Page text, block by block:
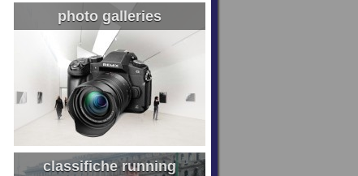
photo galleries
classifiche running